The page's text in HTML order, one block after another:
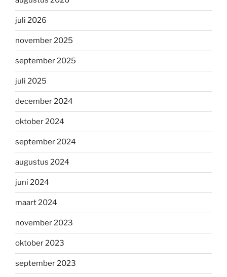
juli 2026
november 2025
september 2025
juli 2025
december 2024
oktober 2024
september 2024
augustus 2024
juni 2024
maart 2024
november 2023
oktober 2023
september 2023